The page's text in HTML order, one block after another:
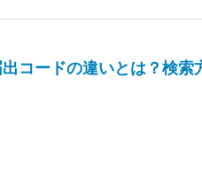
コードの違いとは？検索